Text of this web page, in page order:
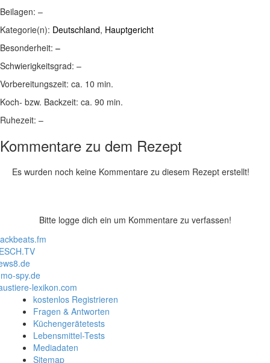
Beilagen: –
Kategorie(n): Deutschland, Hauptgericht
Besonderheit: –
Schwierigkeitsgrad: –
Vorbereitungszeit: ca. 10 min.
Koch- bzw. Backzeit: ca. 90 min.
Ruhezeit: –
Kommentare zu dem Rezept
Es wurden noch keine Kommentare zu diesem Rezept erstellt!
Bitte logge dich ein um Kommentare zu verfassen!
spy.de
lexikon.com
kostenlos Registrieren
Fragen & Antworten
Küchengerätetests
Lebensmittel-Tests
Mediadaten
Sitemap